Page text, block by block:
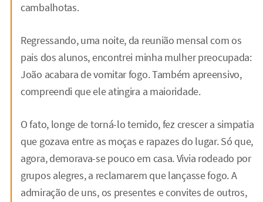
cambalhotas.
Regressando, uma noite, da reunião mensal com os
pais dos alunos, encontrei minha mulher preocupada:
João acabara de vomitar fogo. Também apreensivo,
compreendi que ele atingira a maioridade.
O fato, longe de torná-lo temido, fez crescer a simpatia
que gozava entre as moças e rapazes do lugar. Só que,
agora, demorava-se pouco em casa. Vivia rodeado por
grupos alegres, a reclamarem que lançasse fogo. A
admiração de uns, os presentes e convites de outros,